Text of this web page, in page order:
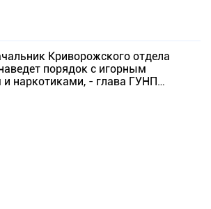
Криворожского отдела
порядок с игорным
и наркотиками, - глава ГУНП